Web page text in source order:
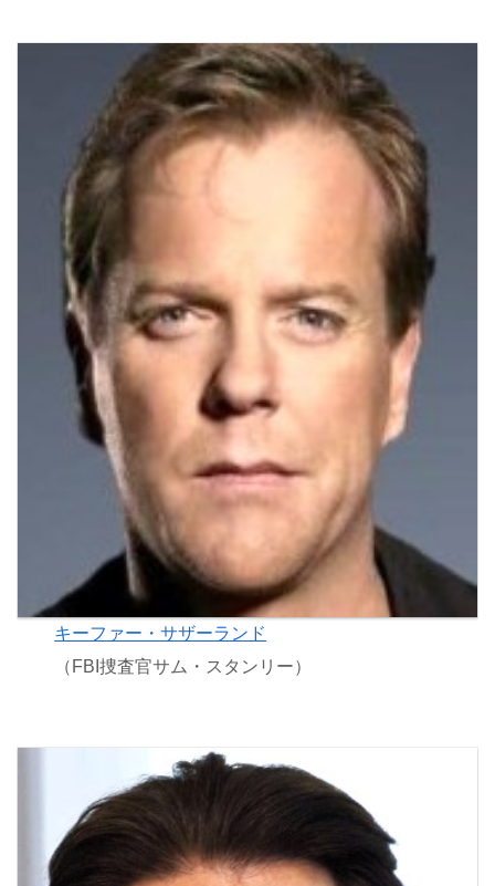
キーファー・サザーランド
（FBI捜査官サム・スタンリー）